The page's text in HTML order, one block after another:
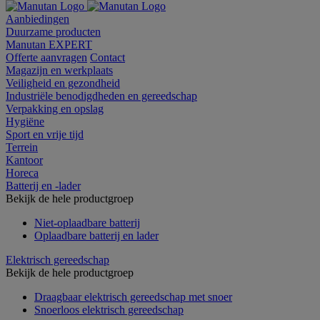
Aanbiedingen
Duurzame producten
Manutan EXPERT
Offerte aanvragen Contact
Magazijn en werkplaats
Veiligheid en gezondheid
Industriële benodigdheden en gereedschap
Verpakking en opslag
Hygiëne
Sport en vrije tijd
Terrein
Kantoor
Horeca
Batterij en -lader
Bekijk de hele productgroep
Niet-oplaadbare batterij
Oplaadbare batterij en lader
Elektrisch gereedschap
Bekijk de hele productgroep
Draagbaar elektrisch gereedschap met snoer
Snoerloos elektrisch gereedschap